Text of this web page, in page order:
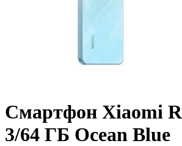
Смартфон Xiaomi
3/64 ГБ Ocean Blue